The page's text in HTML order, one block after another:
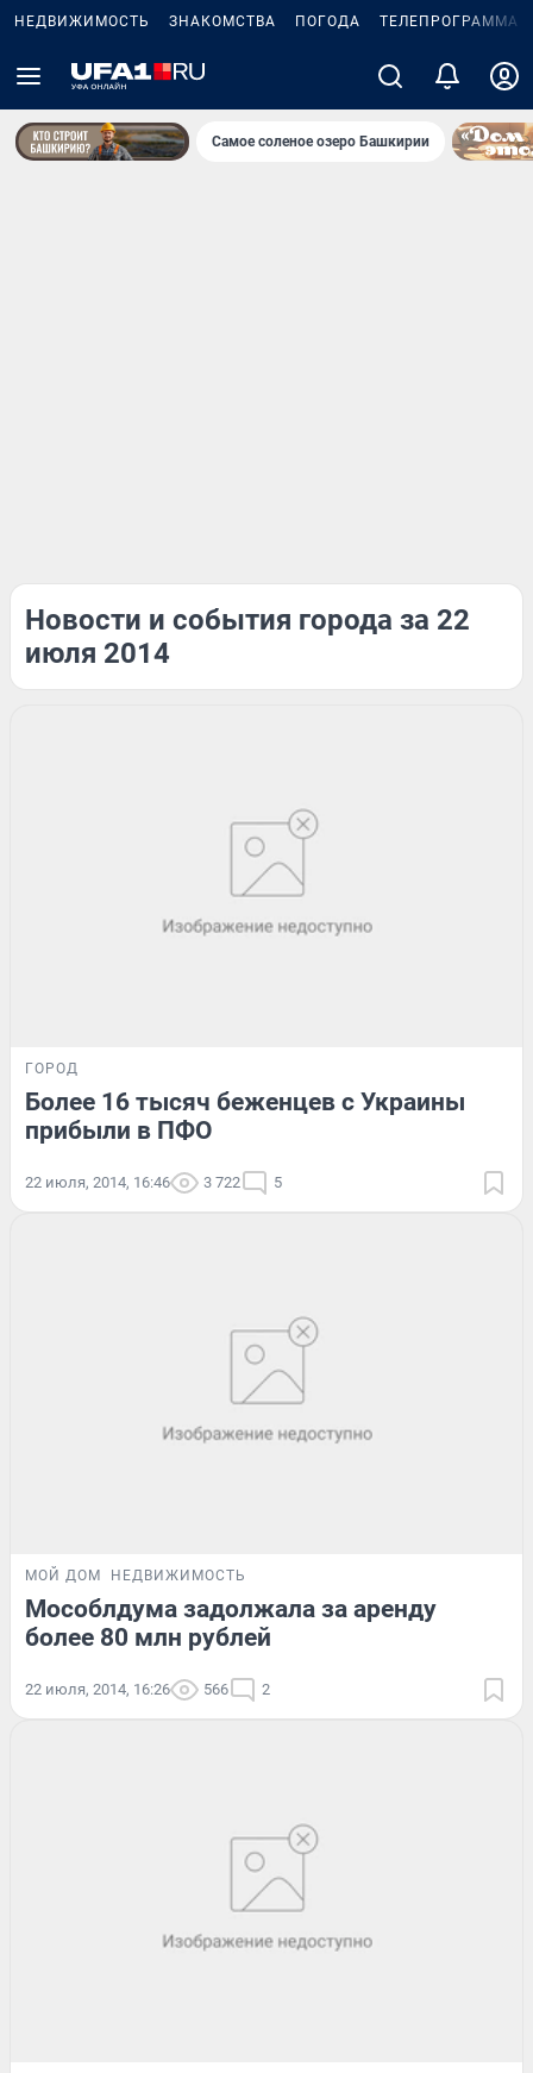
НЕДВИЖИМОСТЬ ЗНАКОМСТВА ПОГОДА ТЕЛЕПРОГРАММА
Самое соленое озеро Башкирии
Новости и события города за 22
июля 2014
ГОРОД
Более 16 тысяч беженцев с Украины
прибыли в ПФО
22 июля, 2014, 16:46 3 722 5
МОЙ ДОМ НЕДВИЖИМОСТЬ
Мособлдума задолжала за аренду
более 80 млн рублей
22 июля, 2014, 16:26 566 2